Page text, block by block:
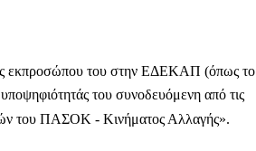
εκπροσώπου του στην ΕΔΕΚΑΠ (όπως το
του συνοδευόμενη από τις
του ΠΑΣΟΚ - Κινήματος Αλλαγής».